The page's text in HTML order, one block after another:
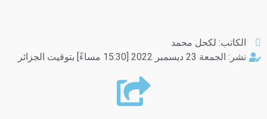
الكاتب: لكحل محمد
نشر: الجمعة 23 ديسمبر 2022 [15:30 مساءً] بتوقيت الجزائر